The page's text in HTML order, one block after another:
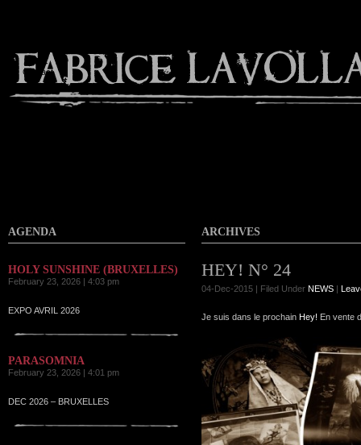
Contact
AGENDA
HOLY SUNSHINE (BRUXELLES)
February 23, 2026 | 4:03 pm
EXPO AVRIL 2026
PARASOMNIA
February 23, 2026 | 4:01 pm
DEC 2026 – BRUXELLES
ARCHIVES
HEY! N° 24
04-Dec-2015 | Filed Under NEWS |
Je suis dans le prochain Hey! En vente